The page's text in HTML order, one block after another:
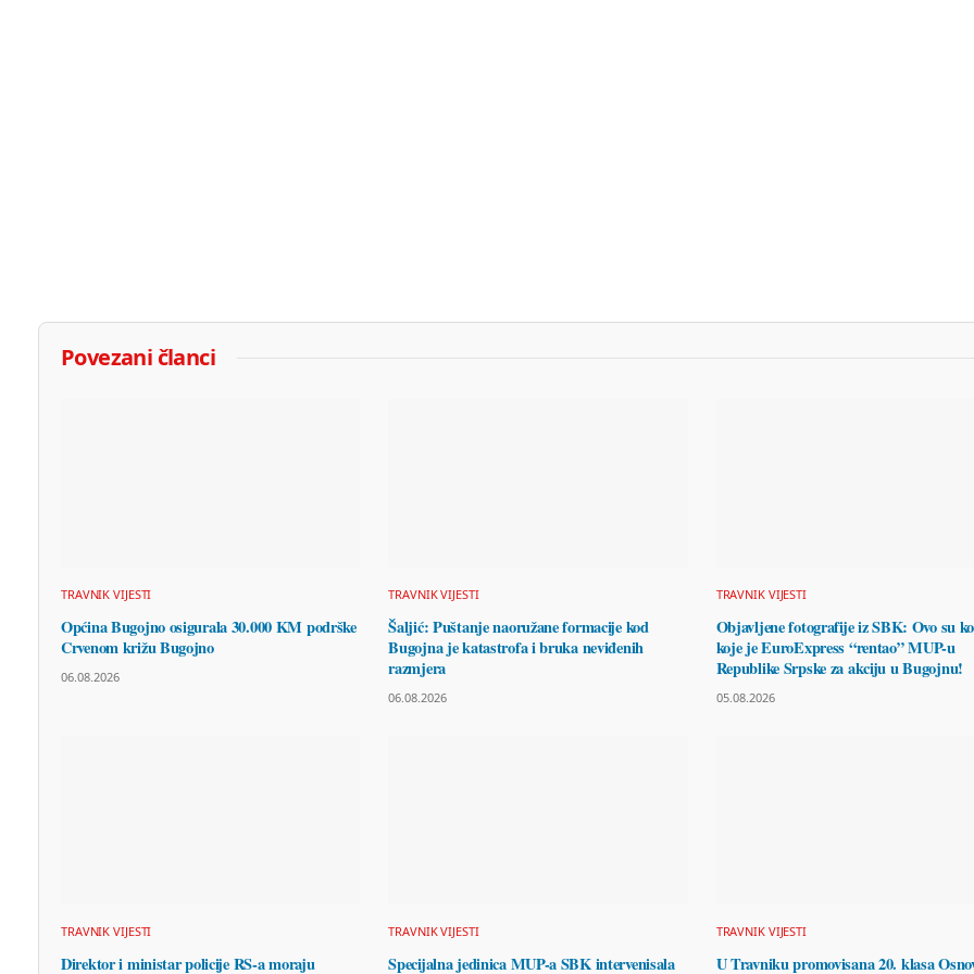
Povezani članci
TRAVNIK VIJESTI
Općina Bugojno osigurala 30.000 KM podrške
Crvenom križu Bugojno
06.08.2026
TRAVNIK VIJESTI
Šaljić: Puštanje naoružane formacije kod
Bugojna je katastrofa i bruka neviđenih
razmjera
06.08.2026
TRAVNIK VIJESTI
Objavljene fotografije iz SBK: Ovo su
koje je EuroExpress “rentao” MUP-u
Republike Srpske za akciju u Bugojnu!
05.08.2026
TRAVNIK VIJESTI
Direktor i ministar policije RS-a moraju
TRAVNIK VIJESTI
Specijalna jedinica MUP-a SBK intervenisala
TRAVNIK VIJESTI
U Travniku promovisana 20. klasa